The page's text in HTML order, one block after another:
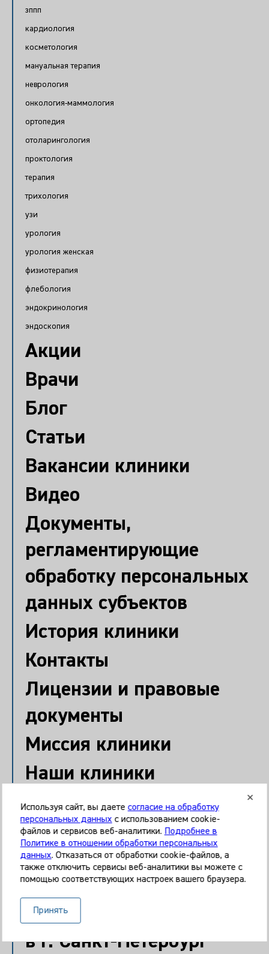
зппп
кардиология
косметология
мануальная терапия
неврология
онкология-маммология
ортопедия
отоларингология
проктология
терапия
трихология
узи
урология
урология женская
физиотерапия
флебология
эндокринология
эндоскопия
Акции
Врачи
Блог
Статьи
Вакансии клиники
Видео
Документы,
регламентирующие
обработку персональных
данных субъектов
История клиники
Контакты
Лицензии и правовые
документы
Миссия клиники
Наши клиники
О клинике
Онлайн запись
Оплата услуг
Подготовка к приемам в
клинике Медикал он груп
в г. Санкт-Петербург
Используя сайт, вы даете согласие на обработку
персональных данныхс использованием cookie-
файлов и сервисов веб-аналитики. Подробнее в
Политике в отношении обработки персональных
данных. Отказаться от обработки cookie-файлов, а
также отключить сервисы веб-аналитики вы можете с
помощью соответствующих настроек вашего браузера.
Принять